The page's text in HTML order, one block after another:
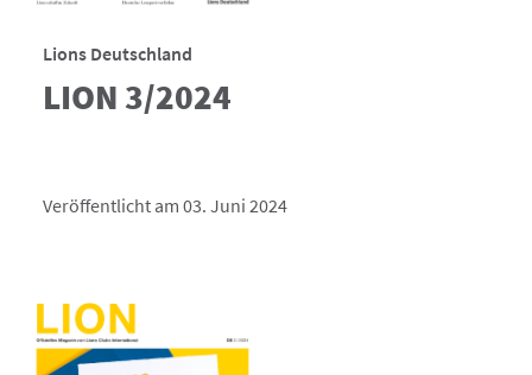
Lions Deutschland
LION 3/2024
Veröffentlicht am 03. Juni 2024